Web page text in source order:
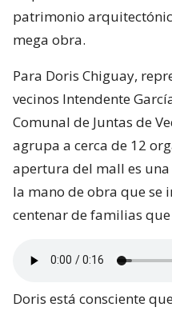
patrimonio
mega obra.
Para Doris Chiguay,
vecinos Intendente
Comunal de Juntas de
agrupa a cerca de 12
apertura del mall es
la mano de obra que se
centenar de familias
Doris está consciente